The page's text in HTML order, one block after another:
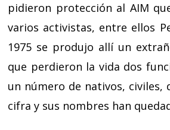
pidieron protección al AIM
varios activistas, entre ellos
1975 se produjo allí un
que perdieron la vida dos
un número de nativos, civiles,
cifra y sus nombres han